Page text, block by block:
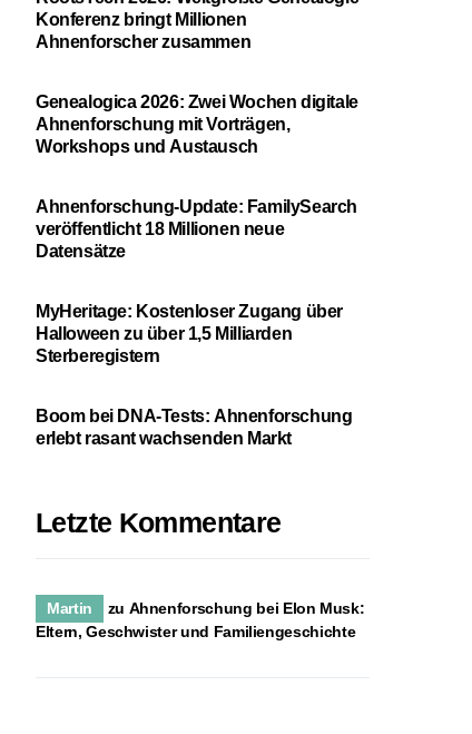
Konferenz bringt Millionen
Ahnenforscher zusammen
Genealogica 2026: Zwei Wochen digitale
Ahnenforschung mit Vorträgen,
Workshops und Austausch
Ahnenforschung-Update: FamilySearch
veröffentlicht 18 Millionen neue
Datensätze
MyHeritage: Kostenloser Zugang über
Halloween zu über 1,5 Milliarden
Sterberegistern
Boom bei DNA-Tests: Ahnenforschung
erlebt rasant wachsenden Markt
Letzte Kommentare
Martin zu Ahnenforschung bei Elon Musk:
Eltern, Geschwister und Familiengeschichte